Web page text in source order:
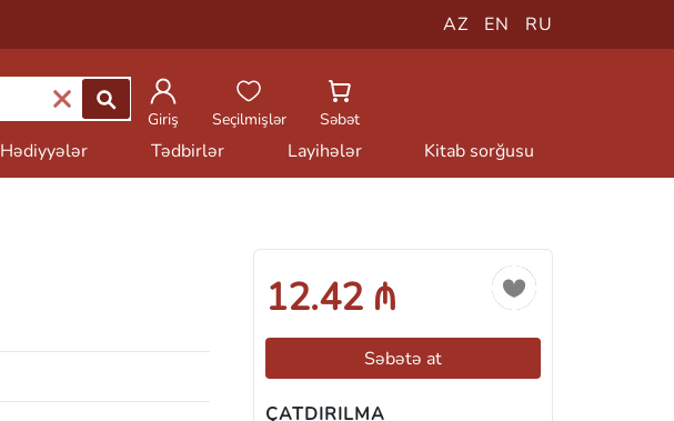
AZ EN RU
Giriş
Seçilmişlər Səbət
Hədiyyələr Tədbirlər Layihələr Kitab sorğusu
12.42 ₼
Səbətə at
ÇATDIRILMA